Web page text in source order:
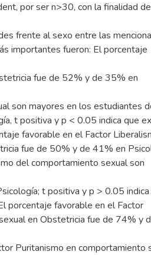
por ser n>30, con la finalidad de
frente al sexo entre las
importantes fueron: El porcentaje
fue de 52% y de 35% en
son mayores en los estudiantes
t positiva y p < 0.05 indica que
favorable en el Factor
fue de 50% y de 41% en
del comportamiento sexual son
t positiva y p > 0.05 indica
porcentaje favorable en el Factor
en Obstetricia fue de 74% y
Puritanismo en comportamiento